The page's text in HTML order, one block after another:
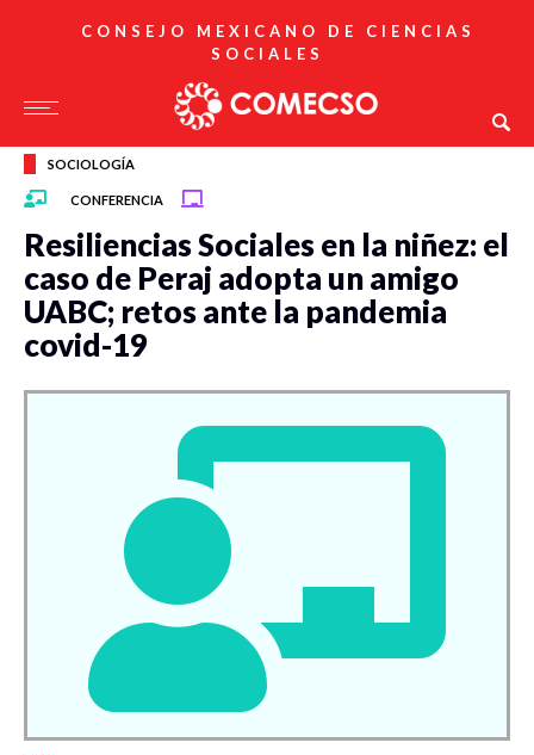
CONSEJO MEXICANO DE CIENCIAS
SOCIALES
SOCIOLOGÍA
CONFERENCIA
Resiliencias Sociales en la niñez: el
caso de Peraj adopta un amigo
UABC; retos ante la pandemia
covid-19